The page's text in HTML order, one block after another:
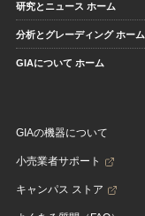
研究とニュース ホーム
分析とグレーディング ホーム
GIAについて ホーム
GIAの機器について
小売業者サポート
キャンパス ストア